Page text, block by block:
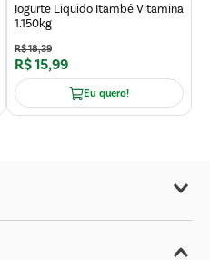
Iogurte Liquido Itambé Vitamina
1.150kg
R$18,39
R$15,99
Eu quero!